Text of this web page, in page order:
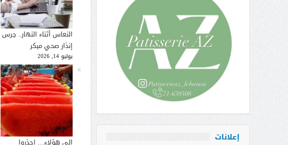
النعاس أثناء النهار.. جرس
إنذار صحي مبكر
يوليو 14, 2026
إلى هؤلاء… احذروا إعلانات